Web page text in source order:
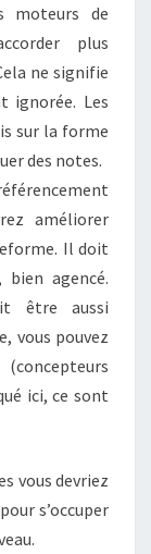
moteurs de
plus
ne signifie
ignorée. Les
sur la forme
des notes.
améliorer
Il doit
agencé.
être aussi
vous pouvez
ici, ce sont
vous devriez
s’occuper